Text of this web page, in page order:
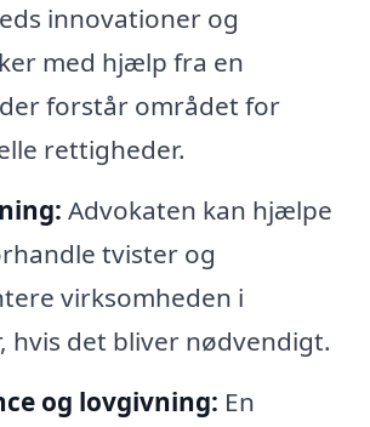
innovationer og
med hjælp fra en
forstår området for
rettigheder.
Advokaten kan hjælpe
tvister og
virksomheden i
hvis det bliver nødvendigt.
og lovgivning: En